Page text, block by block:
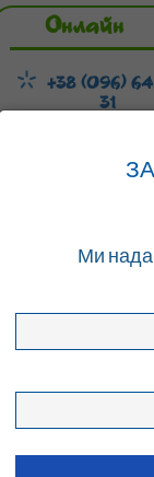
Онлайн
+38 (096)
31
Ми